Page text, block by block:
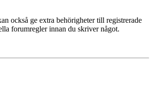
också ge extra behörigheter till registrerade
forumregler innan du skriver något.